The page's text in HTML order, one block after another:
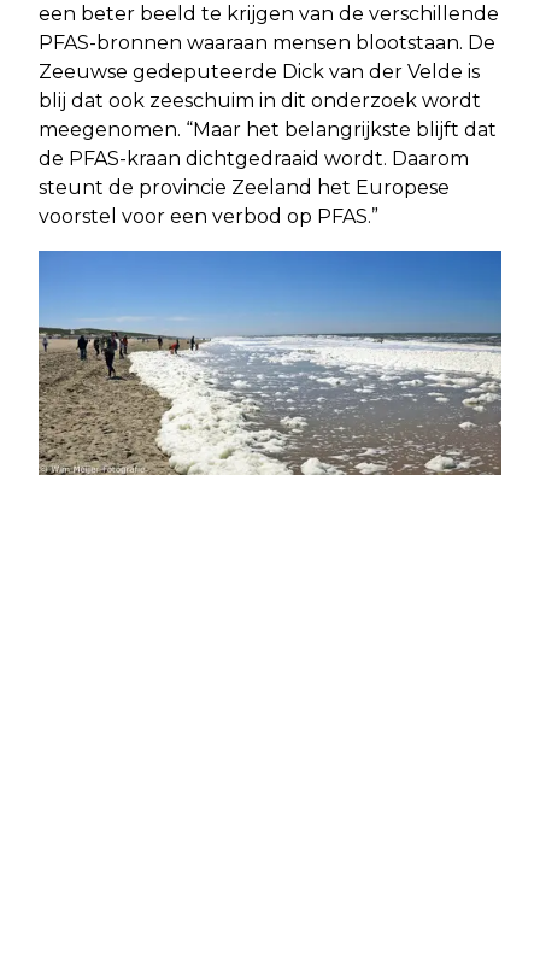
een beter beeld te krijgen van de verschillende
PFAS-bronnen waaraan mensen blootstaan. De
Zeeuwse gedeputeerde Dick van der Velde is
blij dat ook zeeschuim in dit onderzoek wordt
meegenomen. “Maar het belangrijkste blijft dat
de PFAS-kraan dichtgedraaid wordt. Daarom
steunt de provincie Zeeland het Europese
voorstel voor een verbod op PFAS.”